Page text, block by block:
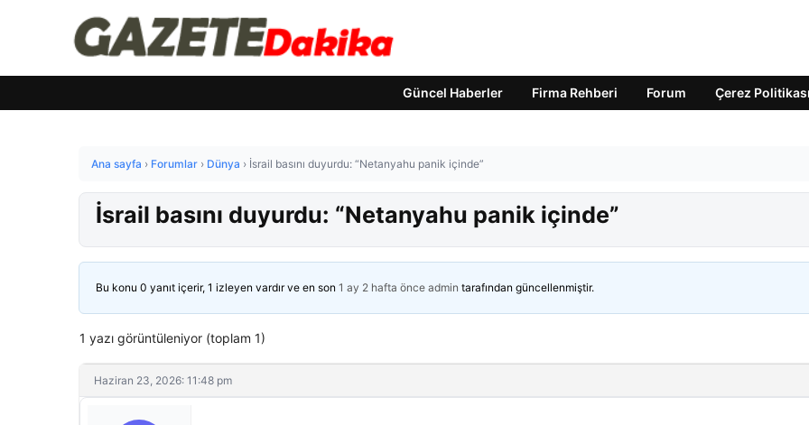
Güncel Haberler Firma Rehberi Forum Çerez Politikası
Ana sayfa › Forumlar › Dünya › İsrail basını duyurdu: “Netanyahu panik içinde”
İsrail basını duyurdu: “Netanyahu panik içinde”
Bu konu 0 yanıt içerir, 1 izleyen vardır ve en son 1 ay 2 hafta önce admin tarafından güncellenmiştir.
1 yazı görüntüleniyor (toplam 1)
Haziran 23, 2026: 11:48 pm